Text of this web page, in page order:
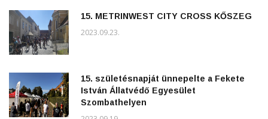
15. METRINWEST CITY CROSS KŐSZEG
2023.09.23.
15. születésnapját ünnepelte a Fekete
István Állatvédő Egyesület
Szombathelyen